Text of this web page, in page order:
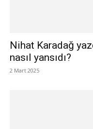
Nihat Karadağ
nasıl yansıdı?
2 Mart 2025